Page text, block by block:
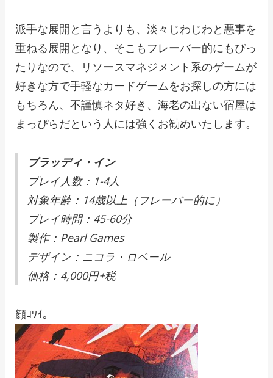
派手な展開と言うよりも、淡々じわじわと悪事を
重ねる展開となり、そこもフレーバー的にもぴっ
たりなので、リソースマネジメント系のゲームが
好きな方で手軽なカードゲームをお探しの方には
もちろん、不謹慎ネタ好き、海老の出ない宿屋は
まっぴらだという人には強くお勧めいたします。
ブラッディ・イン
プレイ人数：1-4人
対象年齢：14歳以上（フレーバー的に）
プレイ時間：45-60分
製作：Pearl Games
デザイン：ニコラ・ロベール
価格：4,000円+税
顔ｺﾜｲ。